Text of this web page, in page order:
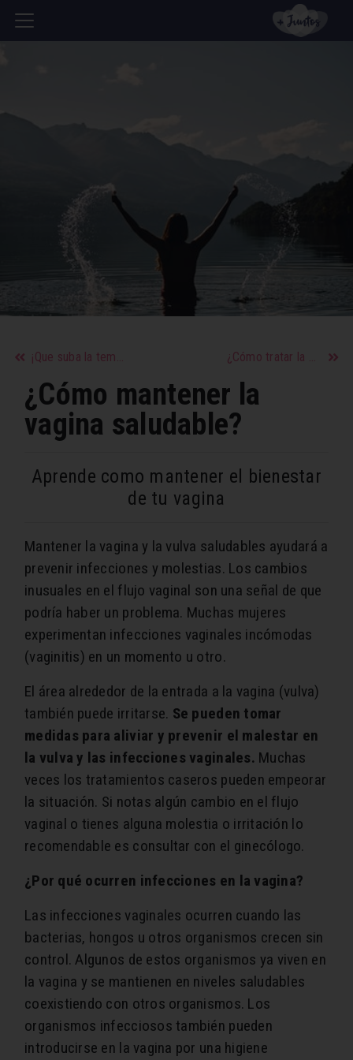
¡Que suba la temperatura con el ‘slow sex’! Todos los motivos por los que deberías probarlo ¿Cómo tratar la ansiedad en la menopausia?
¿Cómo mantener la
vagina saludable?
Aprende como mantener el bienestar
de tu vagina
Mantener la vagina y la vulva saludables ayudará a
prevenir infecciones y molestias. Los cambios
inusuales en el flujo vaginal son una señal de que
podría haber un problema. Muchas mujeres
experimentan infecciones vaginales incómodas
(vaginitis) en un momento u otro.
El área alrededor de la entrada a la vagina (vulva)
también puede irritarse. Se pueden tomar
medidas para aliviar y prevenir el malestar en
la vulva y las infecciones vaginales. Muchas
veces los tratamientos caseros pueden empeorar
la situación. Si notas algún cambio en el flujo
vaginal o tienes alguna molestia o irritación lo
recomendable es consultar con el ginecólogo.
¿Por qué ocurren infecciones en la vagina?
Las infecciones vaginales ocurren cuando las
bacterias, hongos u otros organismos crecen sin
control. Algunos de estos organismos ya viven en
la vagina y se mantienen en niveles saludables
coexistiendo con otros organismos. Los
organismos infecciosos también pueden
introducirse en la vagina por una higiene